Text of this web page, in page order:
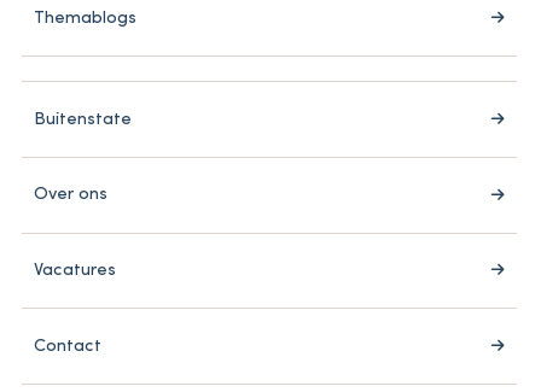
Themablogs
Buitenstate
Over ons
Vacatures
Contact